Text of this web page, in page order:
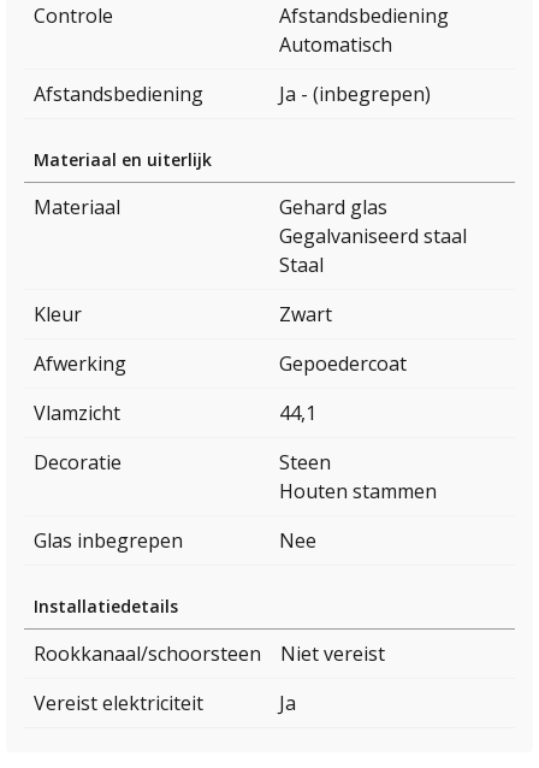
Controle
Afstandsbediening
Automatisch
Afstandsbediening
Ja - (inbegrepen)
Materiaal en uiterlijk
Materiaal
Gehard glas
Gegalvaniseerd staal
Staal
Kleur
Zwart
Afwerking
Gepoedercoat
Vlamzicht
44,1
Decoratie
Steen
Houten stammen
Glas inbegrepen
Nee
Installatiedetails
Rookkanaal/schoorsteen
Niet vereist
Vereist elektriciteit
Ja